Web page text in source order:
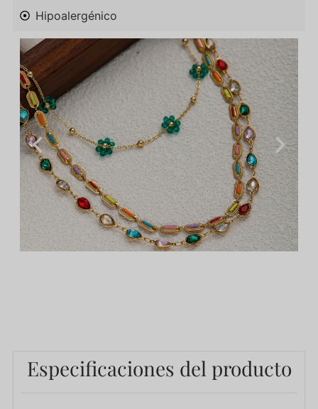
Hipoalergénico
Especificaciones del producto